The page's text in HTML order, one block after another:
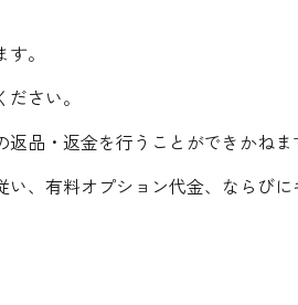
。
さい。
品・返金を行うことができかね
、有料オプション代金、ならび